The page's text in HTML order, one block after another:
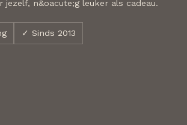
jezelf, n&oacute;g leuker als cadeau.
✓ Sinds 2013